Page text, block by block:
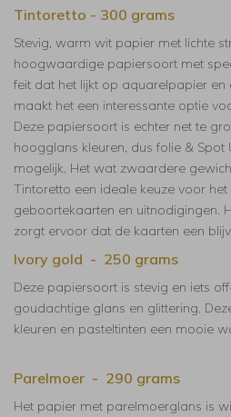
Tintoretto - 300 grams
Stevig, warm wit papier met lichte
hoogwaardige papiersoort met
feit dat het lijkt op aquarelpapier en
maakt het een interessante optie
Deze papiersoort is echter net te
hoogglans kleuren, dus folie & Spot
mogelijk. Het wat zwaardere
Tintoretto een ideale keuze voor
geboortekaarten en uitnodigingen.
zorgt ervoor dat de kaarten een
Ivory gold - 250 grams
Deze papiersoort is stevig en iets
goudachtige glans en glittering.
kleuren en pasteltinten een mooie
Parelmoer - 290 grams
Het papier met parelmoerglans is